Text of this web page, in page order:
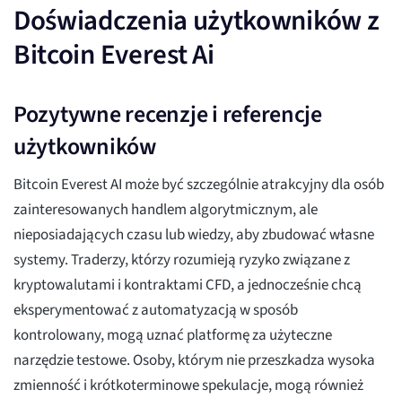
Doświadczenia użytkowników z
Bitcoin Everest Ai
Pozytywne recenzje i referencje
użytkowników
Bitcoin Everest AI może być szczególnie atrakcyjny dla osób
zainteresowanych handlem algorytmicznym, ale
nieposiadających czasu lub wiedzy, aby zbudować własne
systemy. Traderzy, którzy rozumieją ryzyko związane z
kryptowalutami i kontraktami CFD, a jednocześnie chcą
eksperymentować z automatyzacją w sposób
kontrolowany, mogą uznać platformę za użyteczne
narzędzie testowe. Osoby, którym nie przeszkadza wysoka
zmienność i krótkoterminowe spekulacje, mogą również